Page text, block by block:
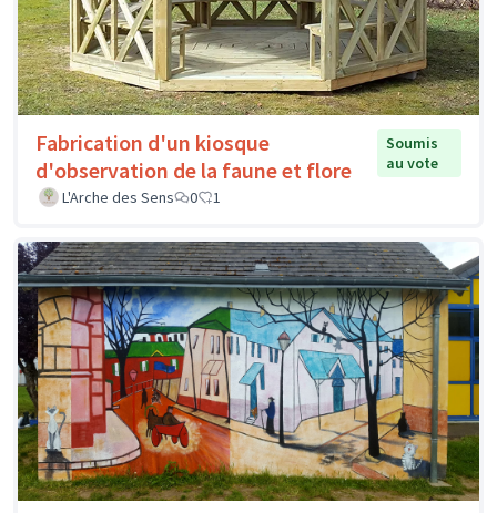
Fabrication d'un kiosque
d'observation de la faune et flore
Soumis
au vote
L'Arche des Sens
0 1